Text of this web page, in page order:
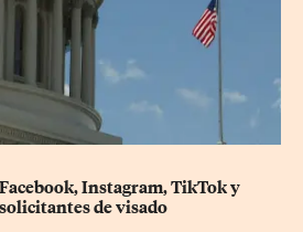
Instagram, TikTok y
de visado